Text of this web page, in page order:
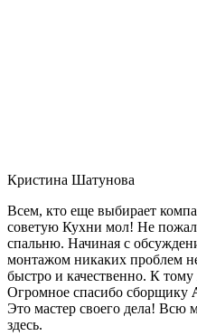
Кристина Шатунова
Всем, кто еще выбирает
советую Кухни мол! Не
спальню. Начиная с
монтажом никаких проблем
быстро и качественно. К
Огромное спасибо сборщику
Это мастер своего дела! Всю
здесь.